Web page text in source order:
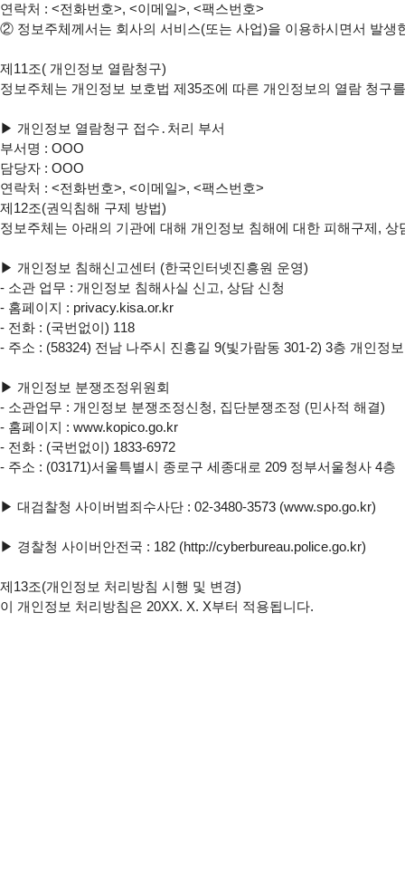
연락처 : <전화번호>, <이메일>, <팩스번호>
② 정보주체께서는 회사의 서비스(또는 사업)을 이용하시면서 발생
제11조( 개인정보 열람청구)
정보주체는 개인정보 보호법 제35조에 따른 개인정보의 열람 청
▶ 개인정보 열람청구 접수․처리 부서
부서명 : OOO
담당자 : OOO
연락처 : <전화번호>, <이메일>, <팩스번호>
제12조(권익침해 구제 방법)
정보주체는 아래의 기관에 대해 개인정보 침해에 대한 피해구제,
▶ 개인정보 침해신고센터 (한국인터넷진흥원 운영)
- 소관 업무 : 개인정보 침해사실 신고, 상담 신청
- 홈페이지 : privacy.kisa.or.kr
- 전화 : (국번없이) 118
- 주소 : (58324) 전남 나주시 진흥길 9(빛가람동 301-2) 3층 개인정
▶ 개인정보 분쟁조정위원회
- 소관업무 : 개인정보 분쟁조정신청, 집단분쟁조정 (민사적 해결)
- 홈페이지 : www.kopico.go.kr
- 전화 : (국번없이) 1833-6972
- 주소 : (03171)서울특별시 종로구 세종대로 209 정부서울청사 4층
▶ 대검찰청 사이버범죄수사단 : 02-3480-3573 (www.spo.go.kr)
▶ 경찰청 사이버안전국 : 182 (http://cyberbureau.police.go.kr)
제13조(개인정보 처리방침 시행 및 변경)
이 개인정보 처리방침은 20XX. X. X부터 적용됩니다.